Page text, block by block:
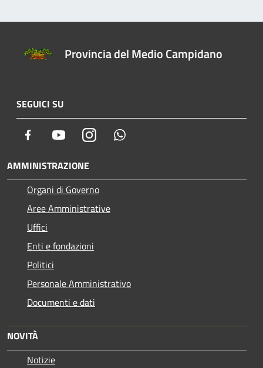
Provincia del Medio Campidano
SEGUICI SU
Facebook YoutubeInstagram
AMMINISTRAZIONE
Organi di Governo
Aree Amministrative
Uffici
Enti e fondazioni
Politici
Personale Amministrativo
Documenti e dati
NOVITÀ
Notizie